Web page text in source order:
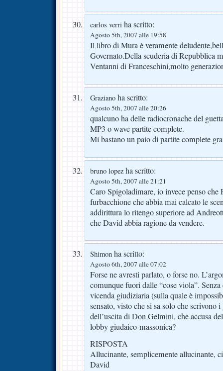
carlos verri ha scritto:
Agosto 5th, 2007 alle 19:58
Il libro di Mura è veramente
Governato.Della scuderia di Repubblica
Ventanni di Franceschini,molto
Graziano ha scritto:
Agosto 5th, 2007 alle 20:26
qualcuno ha delle radiocronache del
MP3 o wave partite complete.
Mi bastano un paio di partite complete
bruno lopez ha scritto:
Agosto 5th, 2007 alle 21:21
Caro Spigoladimare, io invece penso che
furbacchione che abbia mai calcato le
addirittura lo ritengo superiore ad
che David abbia ragione da vendere.
Shimon ha scritto:
Agosto 6th, 2007 alle 07:02
Forse ne avresti parlato, o forse no.
comunque fuori dalle “cose viola”.
vicenda giudiziaria (sulla quale è
sensato, visto che si sa solo che scrivono
dell’uscita di Don Gelmini, che accusa
lobby giudaico-massonica?
RISPOSTA
Allucinante, semplicemente allucinante,
David